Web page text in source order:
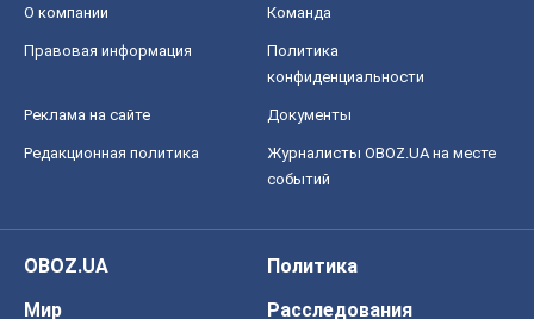
О компании Команда
Правовая информация
Политика
конфиденциальности
Реклама на сайте Документы
Редакционная политика
Журналисты OBOZ.UA на месте
событий
OBOZ.UA
Политика
Мир
Расследования